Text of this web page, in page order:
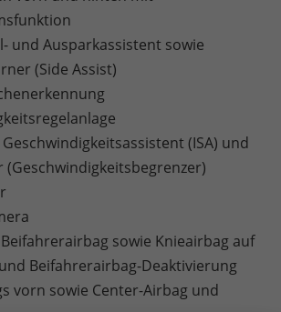
und Ausparkassistent sowie
(Side Assist)
(ISA) und
(Geschwindigkeitsbegrenzer)
sowie Knieairbag auf
Beifahrerairbag-Deaktivierung
vorn sowie Center-Airbag und